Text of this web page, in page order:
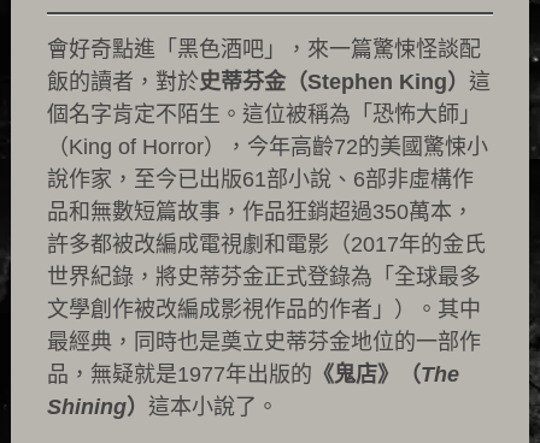
會好奇點進「黑色酒吧」，來一篇驚悚怪談配
飯的讀者，對於史蒂芬金（Stephen King） 這
個名字肯定不陌生。這位被稱為「恐怖大師」
（King of Horror），今年高齡72的美國驚悚小
說作家，至今已出版61部小說、6部非虛構作
品和無數短篇故事，作品狂銷超過350萬本，
許多都被改編成電視劇和電影（2017年的金氏
世界紀錄，將史蒂芬金正式登錄為「全球最多
文學創作被改編成影視作品的作者」）。其中
最經典，同時也是奠立史蒂芬金地位的一部作
品，無疑就是1977年出版的 《鬼店》（The
Shining） 這本小說了。